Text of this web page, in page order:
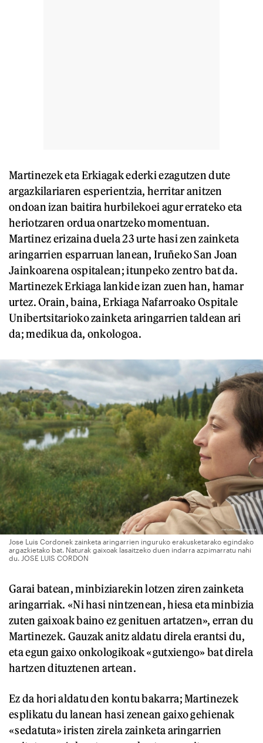
Martinezek eta Erkiagak ederki ezagutzen dute
argazkilariaren esperientzia, herritar anitzen
ondoan izan baitira hurbilekoei agur errateko eta
heriotzaren ordua onartzeko momentuan.
Martinez erizaina duela 23 urte hasi zen zainketa
aringarrien esparruan lanean, Iruñeko San Joan
Jainkoarena ospitalean; itunpeko zentro bat da.
Martinezek Erkiaga lankide izan zuen han, hamar
urtez. Orain, baina, Erkiaga Nafarroako Ospitale
Unibertsitarioko zainketa aringarrien taldean ari
da; medikua da, onkologoa.
Jose Luis Cordonek zainketa aringarrien inguruko erakusketarako egindako
argazkietako bat. Naturak gaixoak lasaitzeko duen indarra azpimarratu nahi
du. JOSE LUIS CORDON
Garai batean, minbiziarekin lotzen ziren zainketa
aringarriak. «Ni hasi nintzenean, hiesa eta minbizia
zuten gaixoak baino ez genituen artatzen», erran du
Martinezek. Gauzak anitz aldatu direla erantsi du,
eta egun gaixo onkologikoak «gutxiengo» bat direla
hartzen dituztenen artean.
Ez da hori aldatu den kontu bakarra; Martinezek
esplikatu du lanean hasi zenean gaixo gehienak
«sedatuta» iristen zirela zainketa aringarrien